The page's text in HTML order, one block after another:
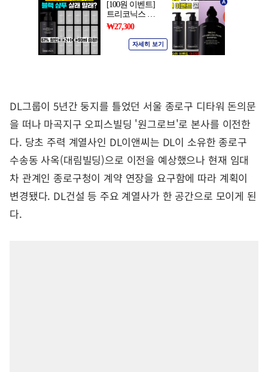
DL그룹이 5년간 둥지를 틀었던 서울 종로구 디타워 돈의문
을 떠나 마곡지구 오피스빌딩 '원그로브'로 본사를 이전한
다. 당초 주력 계열사인 DL이앤씨는 DL이 소유한 종로구
수송동 사옥(대림빌딩)으로 이전을 예상했으나 현재 임대
차 관계인 종로구청이 계약 연장을 요구함에 따라 계획이
변경됐다. DL건설 등 주요 계열사가 한 공간으로 모이게 된
다.